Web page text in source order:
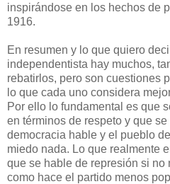
inspirándose en los hechos de
1916.
En resumen y lo que quiero
independentista hay muchos,
rebatirlos, pero son cuestiones
lo que cada uno considera
Por ello lo fundamental es que
en términos de respeto y que
democracia hable y el pueblo
miedo nada. Lo que realmente
que se hable de represión si no
como hace el partido menos